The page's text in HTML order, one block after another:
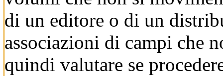
di un editore o di un
associazioni di campi che
quindi valutare se